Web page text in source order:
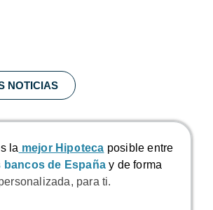
NOTICIAS
la mejor Hipoteca posible entre
bancos de España y de forma
para ti.